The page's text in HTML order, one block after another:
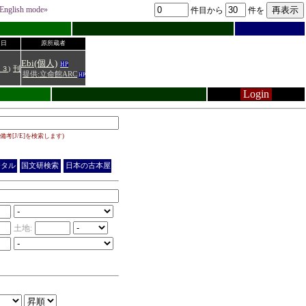
English mode» 件目から
件を
原所蔵者
) 刊
Ebi(個人) HP
提供:立命館ARC HP
Login
考[J/E]を検索します)
ル 国文研検索
日本の古本屋
土地: